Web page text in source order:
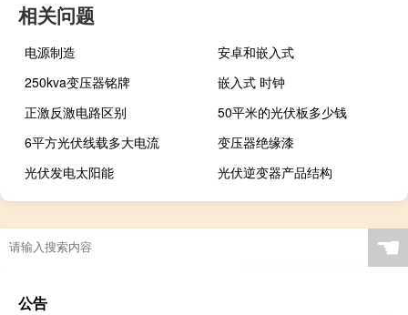
相关问题
电源制造
安卓和嵌入式
250kva变压器铭牌
嵌入式 时钟
正激反激电路区别
50平米的光伏板多少钱
6平方光伏线载多大电流
变压器绝缘漆
光伏发电太阳能
光伏逆变器产品结构
☚
公告